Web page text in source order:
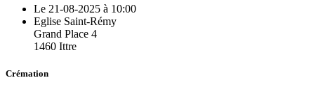
Le 21-08-2025 à 10:00
Eglise Saint-Rémy
Grand Place 4
1460 Ittre
Crémation